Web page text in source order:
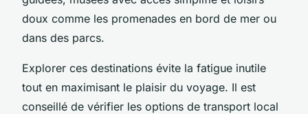
doux comme les promenades en bord de mer ou
dans des parcs.
Explorer ces destinations évite la fatigue inutile
tout en maximisant le plaisir du voyage. Il est
conseillé de vérifier les options de transport local